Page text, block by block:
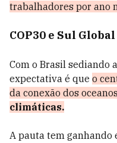
trabalhadores por ano
COP30 e Sul Global
Com o Brasil sediando a
expectativa é que o
da conexão dos
climáticas.
A pauta tem ganhando